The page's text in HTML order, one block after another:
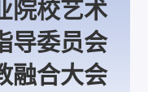
院校艺术
导委员会
融合大会